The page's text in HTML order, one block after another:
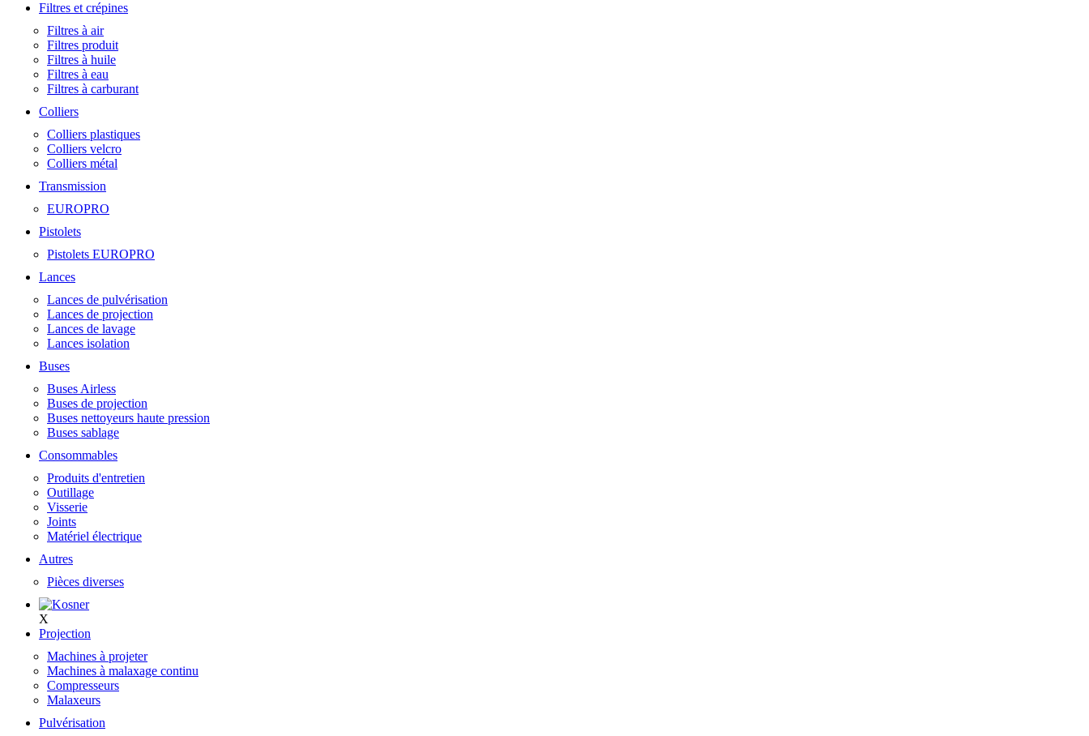
Filtres et crépines
Filtres à air
Filtres produit
Filtres à huile
Filtres à eau
Filtres à carburant
Colliers
Colliers plastiques
Colliers velcro
Colliers métal
Transmission
EUROPRO
Pistolets
Pistolets EUROPRO
Lances
Lances de pulvérisation
Lances de projection
Lances de lavage
Lances isolation
Buses
Buses Airless
Buses de projection
Buses nettoyeurs haute pression
Buses sablage
Consommables
Produits d'entretien
Outillage
Visserie
Joints
Matériel électrique
Autres
Pièces diverses
X
Projection
Machines à projeter
Machines à malaxage continu
Compresseurs
Malaxeurs
Pulvérisation